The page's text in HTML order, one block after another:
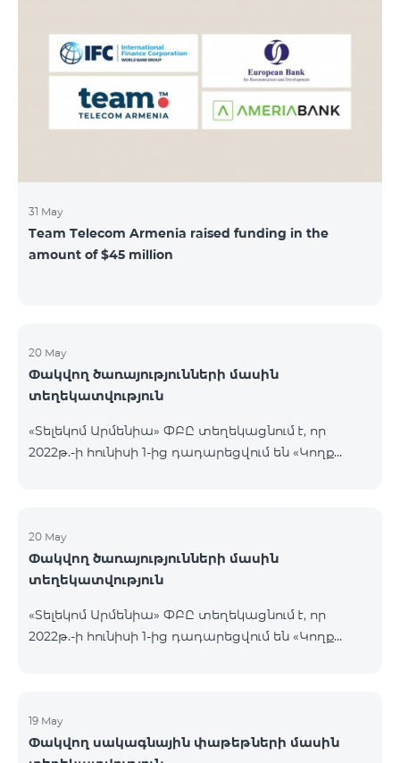
AMD instead of 6000 AMD, and “Roaming package
500 MB” service for 2625 AMD instead of 3500 AMD.
Our internet packages can be used by our customers
in more than 65 countries - in Europe, the United Arab
Emirates, Egypt
31 May
Team Telecom Armenia raised funding in the
amount of $45 million
20 May
Փակվող ծառայությունների մասին
տեղեկատվություն
«Տելեկոմ Արմենիա» ՓԲԸ տեղեկացնում է, որ
2022թ.-ի հունիսի 1-ից դադարեցվում են «Կողք
երկարացման հնարավորությունը: Ինչպես նաև
դադարեցվում է «Սիրելի համարներ»
ծառայության նոր միացումները և գործողությունը։
20 May
Փակվող ծառայությունների մասին
տեղեկատվություն
«Տելեկոմ Արմենիա» ՓԲԸ տեղեկացնում է, որ
2022թ.-ի հունիսի 1-ից դադարեցվում են «Կողք
երկարացման հնարավորությունը: Ինչպես նաև
դադարեցվում է «Սիրելի համարներ»
19 May
Փակվող սակագնային փաթեթների մասին